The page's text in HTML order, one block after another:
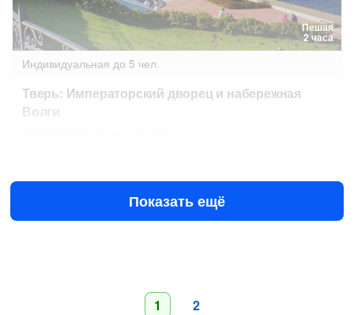
Пешая
2 часа
Индивидуальная до 5 чел.
Тверь: Императорский дворец и набережная
Волги
5000 ₽за всё до 5 чел.
Показать ещё
1 2